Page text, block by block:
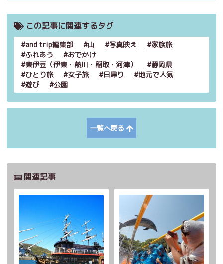
この記事に関連するタグ
and trip編集部 山 写真映え
家族旅
ふれあう
おでかけ
東伊豆（伊東・熱川・稲取・河津）
静岡県
ひとり旅
女子旅 日帰り
地元で人気
遊び
公園
一覧へ戻る
関連記事